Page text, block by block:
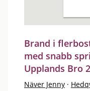
Brand i
med snabb
Upplands Bro
Näver Jenny ·